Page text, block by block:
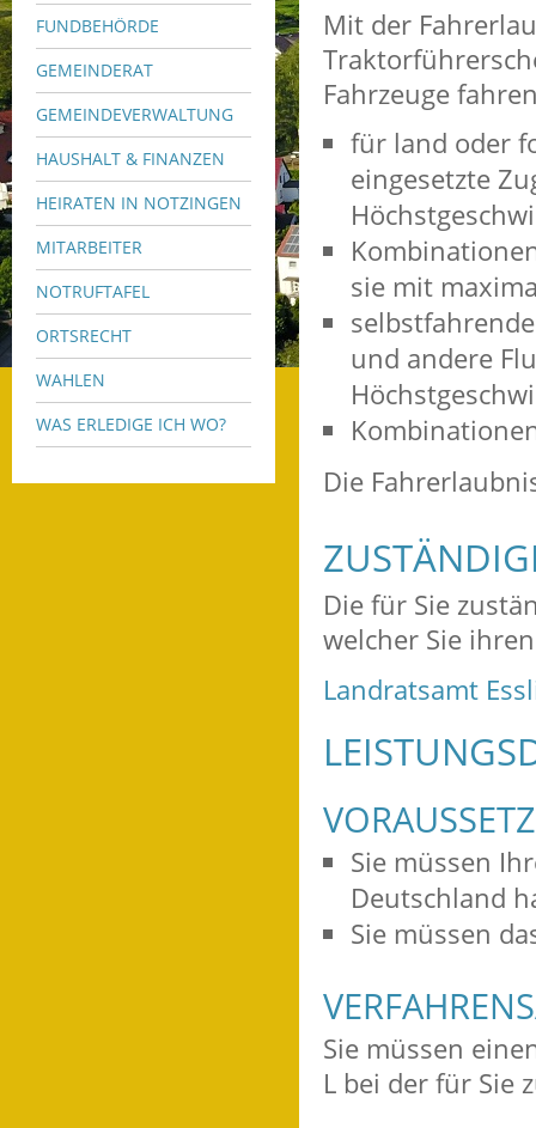
FUNDBEHÖRDE
GEMEINDERAT
GEMEINDEVERWALTUNG
HAUSHALT & FINANZEN
HEIRATEN IN NOTZINGEN
MITARBEITER
NOTRUFTAFEL
ORTSRECHT
WAHLEN
WAS ERLEDIGE ICH WO?
Mit der
Fahrzeuge
für land oder
eingesetzte
sie mit
und andere
Die
Die für Sie
welcher Sie
Landratsamt
Sie müssen
Deutschland
Sie müssen
Sie müssen
L bei der für Sie